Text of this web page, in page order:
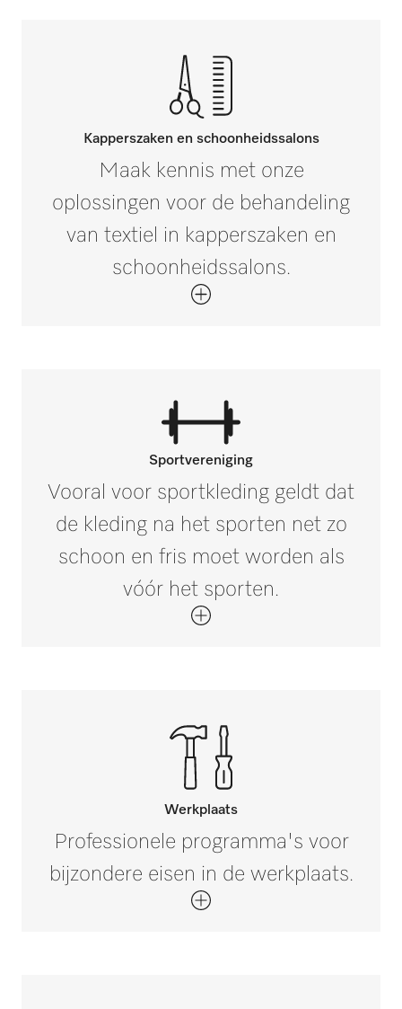
Kapperszaken en schoonheidssalons
Maak kennis met onze
oplossingen voor de behandeling
van textiel in kapperszaken en
schoonheidssalons.
Sportvereniging
Vooral voor sportkleding geldt dat
de kleding na het sporten net zo
schoon en fris moet worden als
vóór het sporten.
Werkplaats
Professionele programma's voor
bijzondere eisen in de werkplaats.